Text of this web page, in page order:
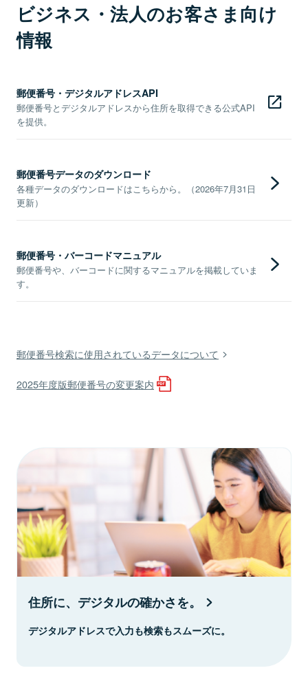
ビジネス・法人のお客さま向け
情報
郵便番号・デジタルアドレスAPI
郵便番号とデジタルアドレスから住所を取得できる公式API
を提供。
郵便番号データのダウンロード
各種データのダウンロードはこちらから。（2026年7月31日
更新）
郵便番号・バーコードマニュアル
郵便番号や、バーコードに関するマニュアルを掲載していま
す。
郵便番号検索に使用されているデータについて
2025年度版郵便番号の変更案内
住所に、デジタルの確かさを。
デジタルアドレスで入力も検索もスムーズに。